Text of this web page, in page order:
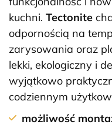
kuchni. Tectonite
odpornością na
zarysowania oraz
lekki, ekologiczny i
wyjątkowo
codziennym
możliwość